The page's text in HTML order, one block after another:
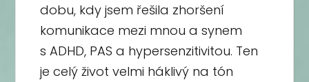
dobu, kdy jsem řešila zhoršení
komunikace mezi mnou a synem
s ADHD, PAS a hypersenzitivitou. Ten
je celý život velmi háklivý na tón